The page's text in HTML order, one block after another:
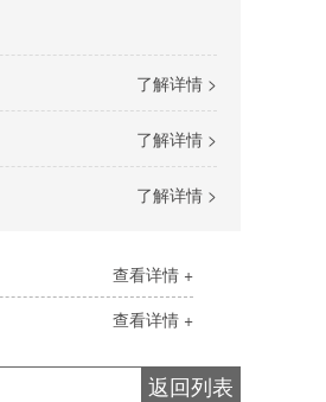
了解详情 >
了解详情 >
了解详情 >
查看详情 +
查看详情 +
返回列表